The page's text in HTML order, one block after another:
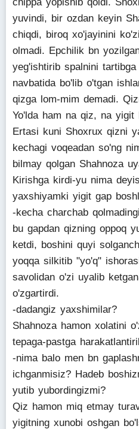
yuvindi, bir ozdan keyin
chiqdi, biroq xo'jayinini
olmadi. Epchilik bn
yeg'ishtirib spalnini
navbatida bo'lib o'tgan
qizga lom-mim demadi.
Yo'lda ham na qiz, na yigit
Ertasi kuni Shoxrux qizni
kechagi voqeadan so'ng
bilmay qolgan Shahnoza
Kirishga kirdi-yu nima
yaxshiyamki yigit gap
-kecha charchab
bu gapdan qizning oppoq
ketdi, boshini quyi
yoqqa silkitib "yo'q"
savolidan o'zi uyalib
o'zgartirdi.
-dadangiz yaxshimilar?
Shahnoza hamon xolatini
tepaga-pastga
-nima balo men bn
ichganmisiz? Hadeb
yutib yubordingizmi?
Qiz hamon miq etmay
yigitning xunobi oshgan